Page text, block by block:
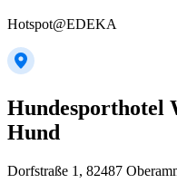
Hotspot@EDEKA
Hundesporthotel
Hund
Dorfstraße 1, 82487